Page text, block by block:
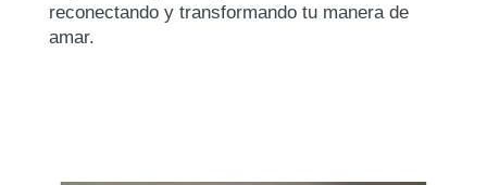
reconectando y transformando tu manera de
amar.